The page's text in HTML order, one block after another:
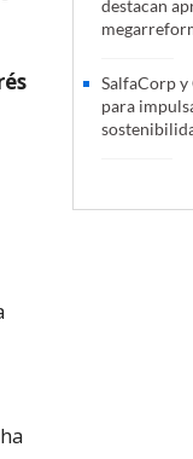
destacan
SalfaCorp
para